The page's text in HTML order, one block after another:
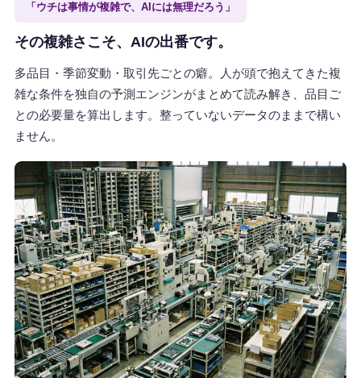
「ウチは事情が複雑で、AIには無理だろう」
その複雑さこそ、AIの出番です。
多品目・季節変動・取引先ごとの癖。人が頭で抱えてきた複
雑な条件を独自の予測エンジンがまとめて読み解き、品目ご
との必要量を算出します。整っていないデータのままで構い
ません。